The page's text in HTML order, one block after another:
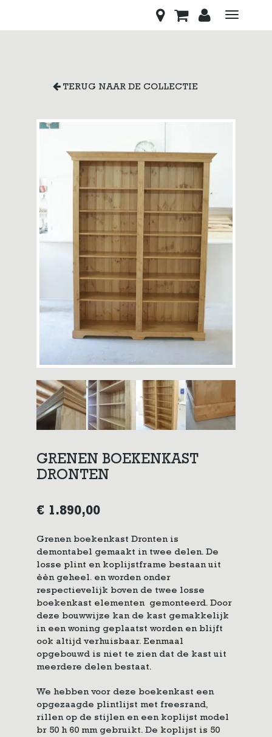
Toggle
TERUG NAAR DE COLLECTIE
GRENEN BOEKENKAST
DRONTEN
€ 1.890,00
Grenen boekenkast Dronten is
demontabel gemaakt in twee delen. De
losse plint en koplijstframe bestaan uit
èèn geheel. en worden onder
respectievelijk boven de twee losse
boekenkast elementen gemonteerd. Door
deze bouwwijze kan de kast gemakkelijk
in een woning geplaatst worden en blijft
ook altijd verhuisbaar. Eenmaal
opgebouwd is niet te zien dat de kast uit
meerdere delen bestaat.
We hebben voor deze boekenkast een
opgezaagde plintlijst met freesrand,
rillen op de stijlen en een koplijst model
br 50 h 60 mm gebruikt. De koplijst is 50